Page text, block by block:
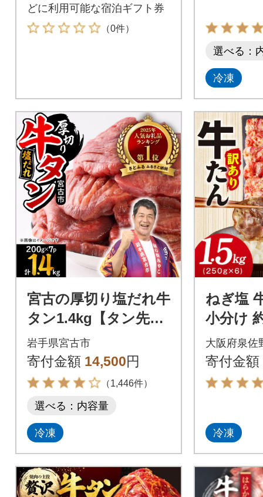
どに利用可能な宿泊ギフト券
（0件）
選べる：
冷凍
宮古の厚切り塩だれ牛
タン1.4kg【タン先あ
り】
岩手県宮古市
寄付金額 14,500円
（1,446件）
選べる：内容量
冷凍
ねぎ塩
小分け
型 訳あ
大阪府泉佐
寄付金額
冷凍